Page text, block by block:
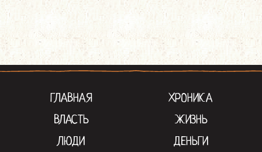
ГЛАВНАЯ
ХРОНИКА
ВЛАСТЬ
ЖИЗНЬ
ЛЮДИ
ДЕНЬГИ